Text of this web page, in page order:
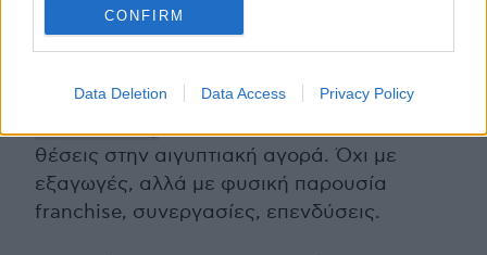
CONFIRM
Data Deletion Data Access Privacy Policy
Η ευκαιρία που είδαν οι Έλληνες
Σε αυτό ακριβώς το περιβάλλον, ελληνικές
επιχειρήσεις
θέσεις στην αιγυπτιακή αγορά. Όχι με
εξαγωγές, αλλά με φυσική παρουσία
franchise, συνεργασίες, επενδύσεις.